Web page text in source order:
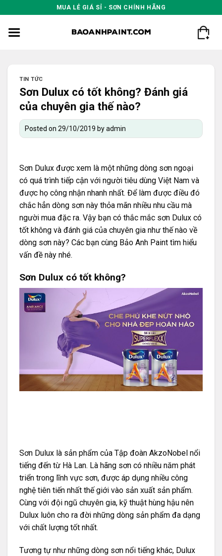
to
content
MUA LẺ GIÁ SỈ - SƠN CHÍNH HÃNG
TIN TỨC
Sơn Dulux có tốt không? Đánh giá
của chuyên gia thế nào?
Posted on 29/10/2019 byadmin
Sơn Dulux được xem là một những dòng sơn ngoại
có quá trình tiếp cận với người tiêu dùng Việt Nam và
được họ công nhận nhanh nhất. Để làm được điều đó
chắc hẳn dòng sơn này thỏa mãn nhiều nhu cầu mà
người mua đặc ra. Vậy bạn có thắc mắc sơn Dulux có
tốt không và đánh giá của chuyên gia như thế nào về
dòng sơn này? Các bạn cùng Bảo Anh Paint tìm hiểu
vấn đề này nhé.
Sơn Dulux có tốt không?
Sơn Dulux là sản phẩm của Tập đoàn AkzoNobel nổi
tiếng đến từ Hà Lan. Là hãng sơn có nhiều năm phát
triển trong lĩnh vực sơn, được áp dụng nhiều công
nghệ tiên tiến nhất thế giới vào sản xuất sản phẩm.
Cùng với đội ngũ chuyên gia, kỹ thuật hùng hậu nên
Dulux luôn cho ra đời những dòng sản phẩm đa dạng
với chất lượng tốt nhất.
Tương tự như những dòng sơn nổi tiếng khác, Dulux